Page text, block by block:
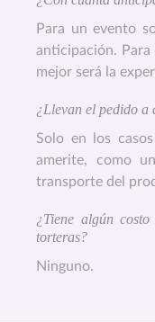
Para un evento
anticipación.
mejor será la
¿Llevan el pedido a
Solo en los
amerite, como
transporte del
¿Tiene algún
torteras?
Ninguno.